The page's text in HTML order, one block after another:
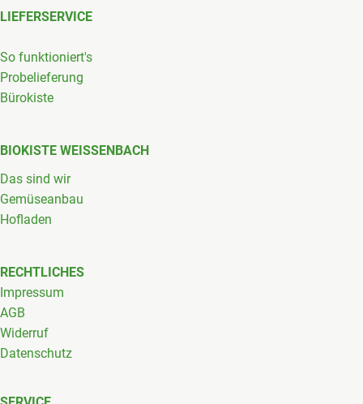
LIEFERSERVICE
So funktioniert's
Probelieferung
Bürokiste
BIOKISTE WEISSENBACH
Das sind wir
Gemüseanbau
Hofladen
RECHTLICHES
Impressum
AGB
Widerruf
Datenschutz